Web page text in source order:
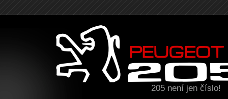
205 není jen číslo!